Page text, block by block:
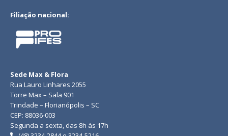
Filiação nacional:
Sede Max & Flora
Rua Lauro Linhares 2055
Torre Max – Sala 901
Trindade – Florianópolis – SC
CEP: 88036-003
Segunda a sexta, das 8h às 17h